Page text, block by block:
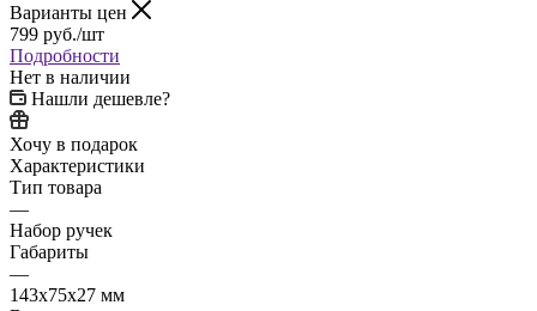
Варианты цен
799 руб./шт
Подробности
Нет в наличии
Нашли дешевле?
Хочу в подарок
Характеристики
Тип товара
—
Набор ручек
Габариты
—
143х75х27 мм